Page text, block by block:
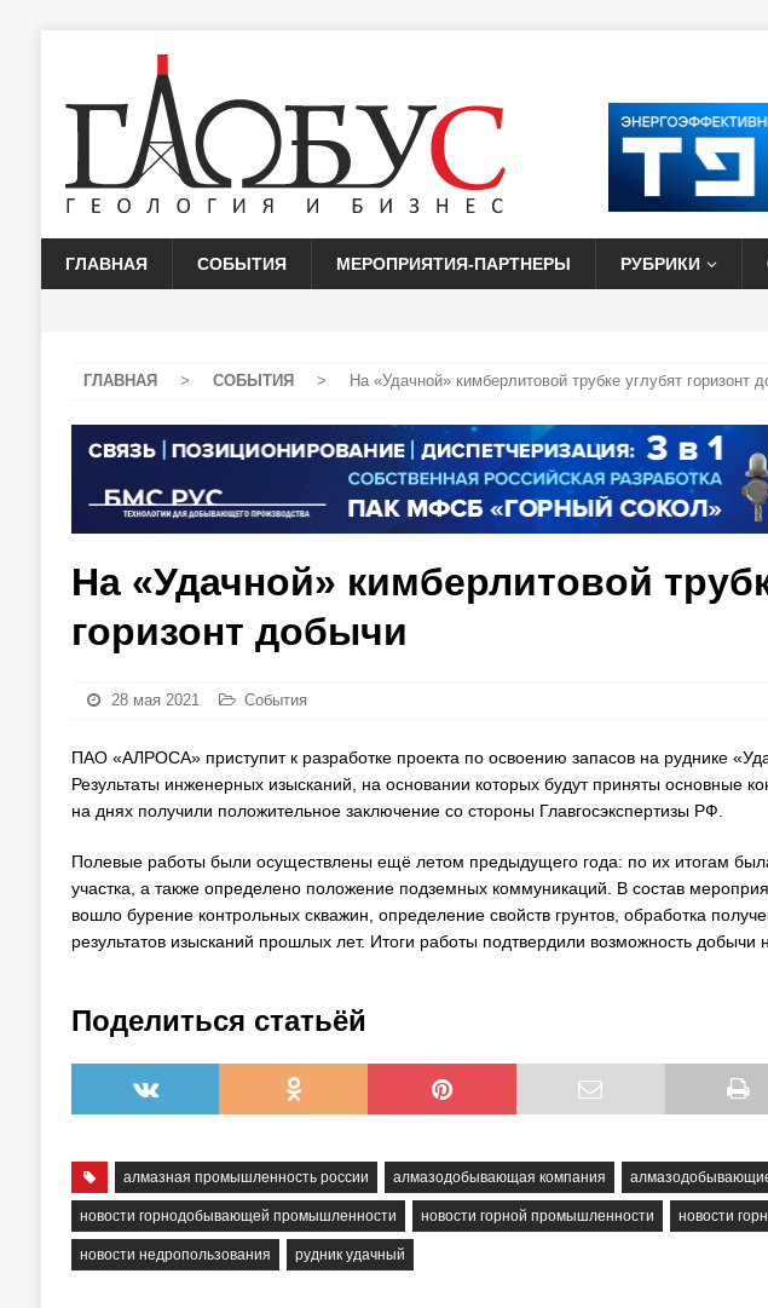
ГЛАВНАЯ СОБЫТИЯ МЕРОПРИЯТИЯ-ПАРТНЕРЫ РУБРИКИ
ГЛАВНАЯ > СОБЫТИЯ > На «Удачной» кимберлитовой трубке углубят горизонт
На «Удачной» кимберлитовой
горизонт добычи
28 мая 2021 События
ПАО «АЛРОСА» приступит к разработке проекта по освоению запасов на руднике
Результаты инженерных изысканий, на основании которых будут приняты основные
на днях получили положительное заключение со стороны Главгосэкспертизы РФ.
Полевые работы были осуществлены ещё летом предыдущего года: по их итогам
участка, а также определено положение подземных коммуникаций. В состав
вошло бурение контрольных скважин, определение свойств грунтов, обработка
результатов изысканий прошлых лет. Итоги работы подтвердили возможность
Поделиться статьёй
алмазная промышленность россии алмазодобывающая компания
новости горнодобывающей промышленности новости горной промышленности новости
новости недропользования рудник удачный